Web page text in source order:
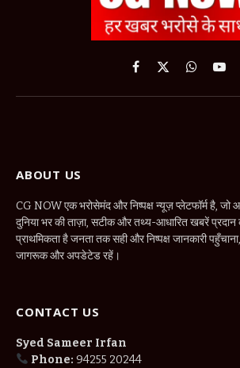
Facebook
X
WhatsApp
ABOUT US
CG NOW एक भरोसेमंद और निष्पक्ष न्यूज़ प्लेटफॉर्म है, जो
दुनिया भर की ताज़ा, सटीक और तथ्य-आधारित खबरें प्रदान
प्राथमिकता है जनता तक सही और निष्पक्ष जानकारी
जागरूक और अपडेटेड रहें।
CONTACT US
Syed Sameer Irfan
Phone: 94255 20244